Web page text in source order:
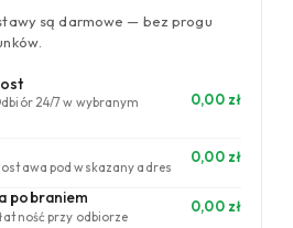
są darmowe — bez progu
24/7 w wybranym
0,00 zł
pod wskazany adres
0,00 zł
pobraniem
przy odbiorze
0,00 zł